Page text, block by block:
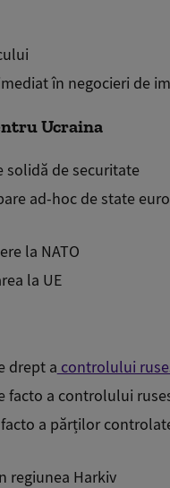
în negocieri de
Ucraina
solidă de securitate
ad-hoc de state
la NATO
la UE
drept a controlului
facto a controlului
a părților
regiunea Harkiv